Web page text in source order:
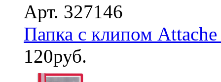
Арт. 327146
Папка с клипом
120руб.